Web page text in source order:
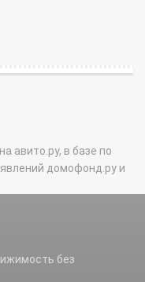
авито.ру, в базе по
домофонд.ру и
без